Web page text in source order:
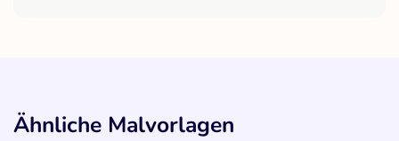
Ähnliche Malvorlagen